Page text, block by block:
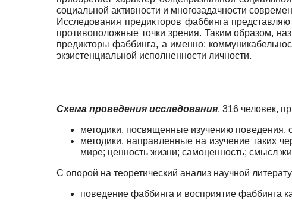
социальной активности и многозадачности
Исследования предикторов фаббинга
противоположные точки зрения. Таким образом,
предикторы фаббинга, а именно:
экзистенциальной исполненности личности.
Схема проведения исследования. 316 человек,
методики, посвященные изучению поведения,
методики, направленные на изучение таких
мире; ценность жизни; самоценность; смысл
С опорой на теоретический анализ научной
поведение фаббинга и восприятие фаббинга